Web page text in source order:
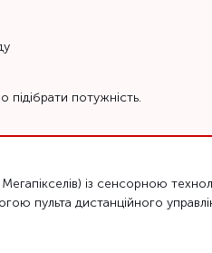
підібрати потужність.
із сенсорною
пульта дистанційного